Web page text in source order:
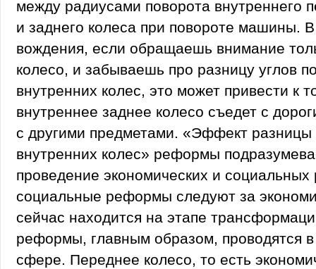
между радиусами поворота внутреннего
и заднего колеса при повороте машины.
вождения, если обращаешь внимание
колесо, и забываешь про разницу углов
внутренних колес, это может привести к
внутреннее заднее колесо съедет с
с другими предметами. «Эффект разницы
внутренних колес» реформы
проведение экономических и
социальные реформы следуют за
сейчас находится на этапе
реформы, главным образом, проводятся в
сфере. Переднее колесо, то есть